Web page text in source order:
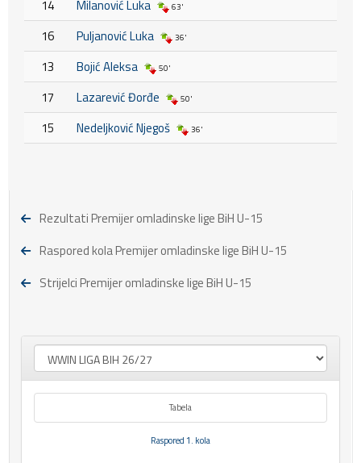
14 Milanović Luka 63'
16 Puljanović Luka 36'
13 Bojić Aleksa 50'
17 Lazarević Đorđe 50'
15 Nedeljković Njegoš 36'
Rezultati Premijer omladinske lige BiH U-15
Raspored kola Premijer omladinske lige BiH U-15
Strijelci Premijer omladinske lige BiH U-15
Tabela
Raspored 1. kola